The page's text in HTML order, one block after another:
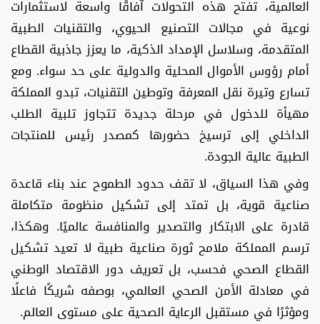
العالمية، تفتح هذه التحولات آفاقًا واسعة لاستثمارات
نوعية في مجالات التصنيع الحيوي، والتقنيات الطبية
المتقدمة، وسلاسل الإمداد الذكية، ما يعزز جاذبية القطاع
أمام رؤوس الأموال المحلية والدولية على حد سواء. ومع
تسارع وتيرة نقل المعرفة وتوطين التقنيات، تبدو المملكة
مهيأة للدخول في مرحلة جديدة تتجاوز تلبية الطلب
الداخلي إلى ترسيخ حضورها كمصدر رئيس للمنتجات
الطبية عالية الجودة.
وفي هذا السياق، لا تقف حدود الطموح عند بناء قاعدة
صناعية قوية، بل تمتد إلى تشكيل منظومة متكاملة
قادرة على الابتكار والتصدير والمنافسة عالميًا. وهكذا،
ترسم المملكة ملامح ثورة صناعية طبية لا تعيد تشكيل
القطاع الصحي فحسب، بل تعريف دور الاقتصاد الوطني
في معادلة الأمن الصحي العالمي، بوصفه شريكًا فاعلًا
ومؤثرًا في مستقبل الرعاية الصحية على مستوى العالم.